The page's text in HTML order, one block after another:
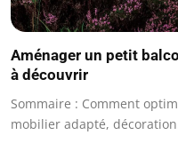
Aménager un petit
à découvrir
Sommaire : Comment
mobilier adapté,